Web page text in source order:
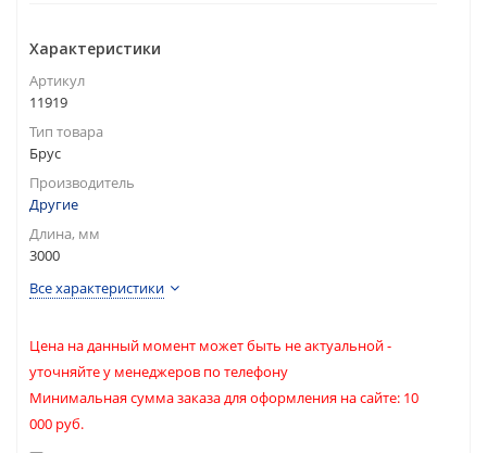
Характеристики
Артикул
11919
Тип товара
Брус
Производитель
Другие
Длина, мм
3000
Все характеристики
Цена на данный момент может быть не актуальной -
уточняйте у менеджеров по телефону
Минимальная сумма заказа для оформления на сайте: 10
000 руб.